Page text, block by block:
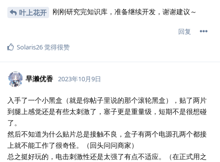
叶上花开 刚刚研究完知识库，准备继续开发，谢谢建议～
回复
Solaris26觉得很赞
早濑优香 2023年10月9日
入手了一个小黑盒（就是你帖子里说的那个滚轮黑盒），贴了两片
到腿上感觉还是有些太刺激了，塞子更是重量级，短期不是很想碰
了。
然后不知道为什么贴片总是接触不良，盒子有两个电源孔两个都接
上就不能工作了很奇怪。（回头问问商家）
总之挺好玩的，电击刺激性还是太强了有点不适应。（在正式用之